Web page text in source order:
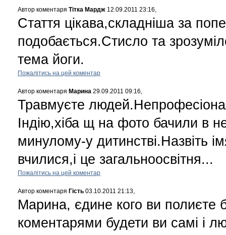
Автор коментаря Тітка Мардж 12.09.2011 23:16,
Стаття цікава,складніша за
подобається.Стисло та
тема йоги.
Пожалітись на цей коментар
Автор коментаря Марина 29.09.2011 09:16,
Травмуєте
Індію,хіба щ на фото бачили в
минулому-у дитинстві.Назвіть
вчилися,і це загальноосвітня...
Пожалітись на цей коментар
Автор коментаря Гість 03.10.2011 21:13,
Марина, єдине кого ви полиєте
коментарями будети ви самі і